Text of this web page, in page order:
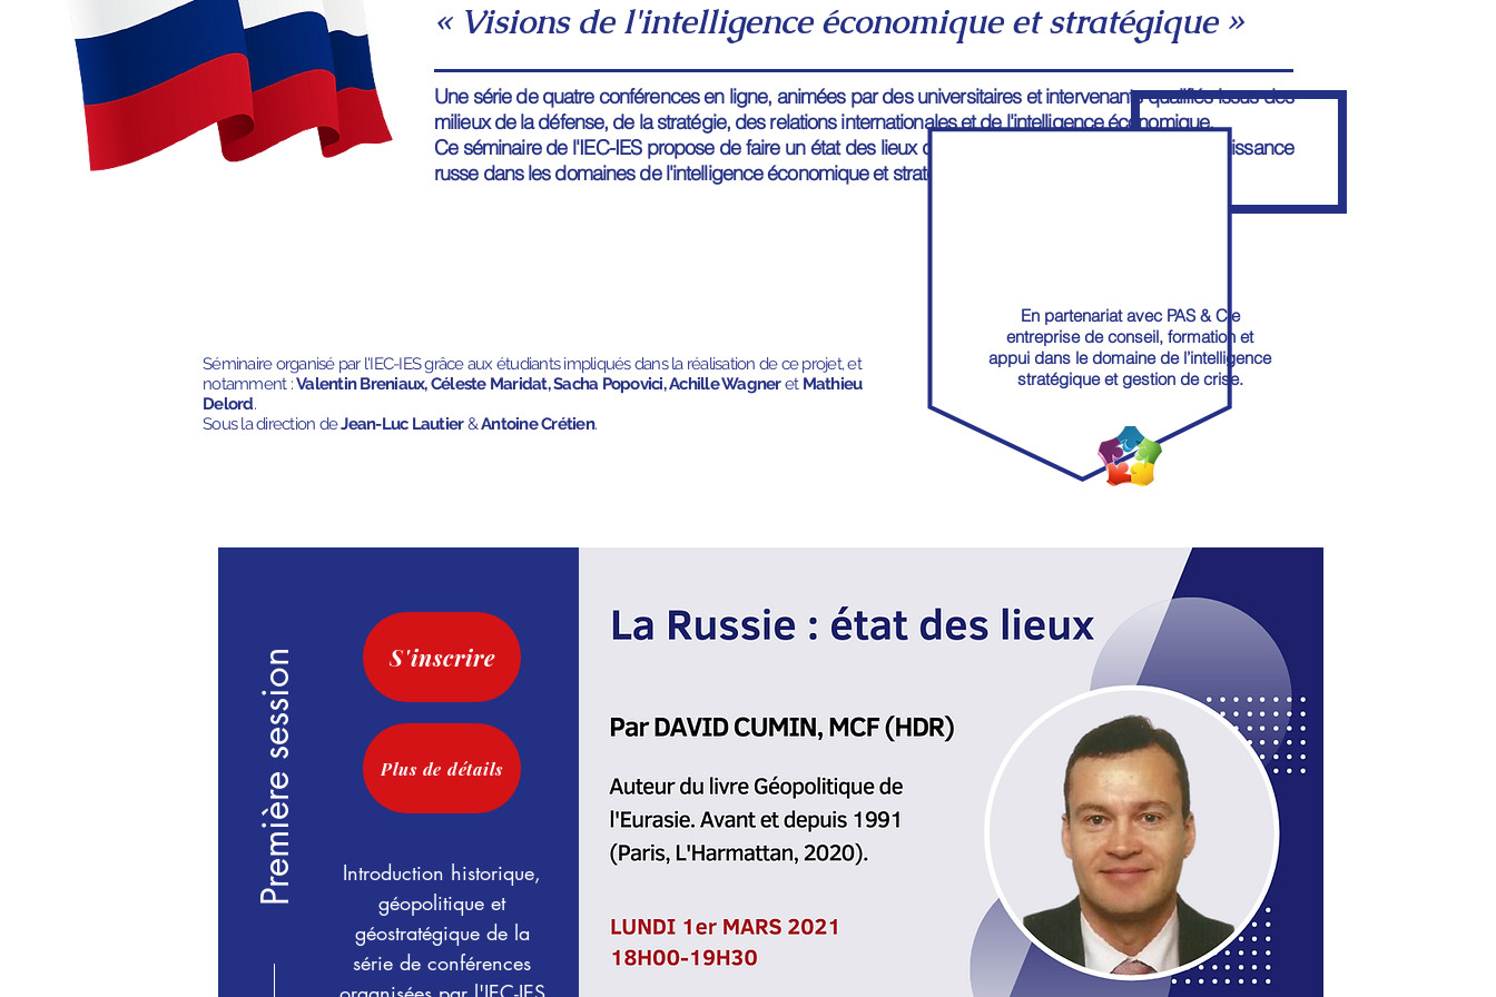
« Visions de l'intelligence économique et stratégique »
Une série de quatre conférences en ligne, animées par des universitaires et intervenants qualifiés issus des
milieux de la défense, de la stratégie, des relations internationales et de l'intelligence économique.
Ce séminaire de l'IEC-IES propose de faire un état des lieux des défis et des perspectives de la puissance
russe dans les domaines de l'intelligence économique et stratégique.
Séminaire organisé par l'IEC-IES grâce aux étudiants impliqués dans la réalisation de ce projet, et
notamment :Valentin Breniaux, Céleste Maridat, Sacha Popovici, Achille WagneretMathieu
Delord.
Sous la direction deJean-Luc Lautier&Antoine Crétien.
En partenariat avec PAS & Cie
entreprise de conseil, formation et
appui dans le domaine de l’intelligence
stratégique et gestion de crise.
S'inscrire
Première session Plus de détails
Introduction historique,
géopolitique et
géostratégique de la
série de conférences